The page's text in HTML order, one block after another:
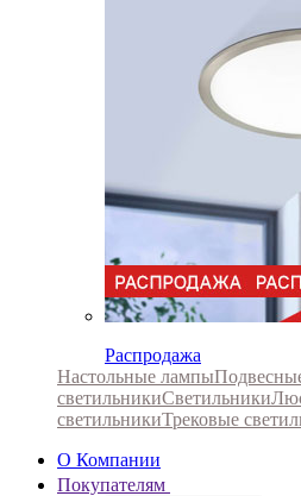
Распродажа
Настольные лампы
светильникиСветильники
светильникиТрековые
О Компании
Покупателям